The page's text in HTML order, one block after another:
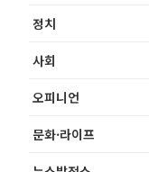
정치
사회
오피니언
문화·라이프